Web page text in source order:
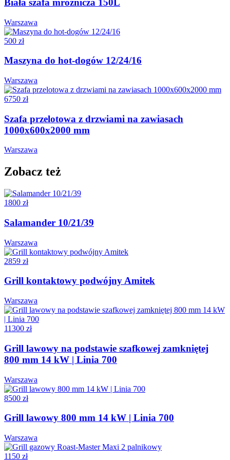
Biała szafa mroźnicza 150L
Warszawa
500 zł
Maszyna do hot-dogów 12/24/16
Warszawa
6750 zł
Szafa przelotowa z drzwiami na zawiasach
1000x600x2000 mm
Warszawa
Zobacz też
1800 zł
Salamander 10/21/39
Warszawa
2859 zł
Grill kontaktowy podwójny Amitek
Warszawa
11300 zł
Grill lawowy na podstawie szafkowej zamkniętej
800 mm 14 kW | Linia 700
Warszawa
8500 zł
Grill lawowy 800 mm 14 kW | Linia 700
Warszawa
1150 zł